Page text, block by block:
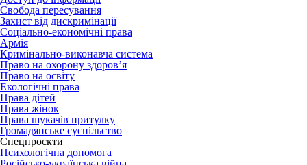
Свобода пересування
Захист від дискримінації
Соціально-економічні права
Армія
Кримінально-виконавча система
Право на охорону здоров’я
Право на освіту
Екологічні права
Права дітей
Права жінок
Права шукачів притулку
Громадянське суспільство
Спецпроєкти
Психологічна допомога